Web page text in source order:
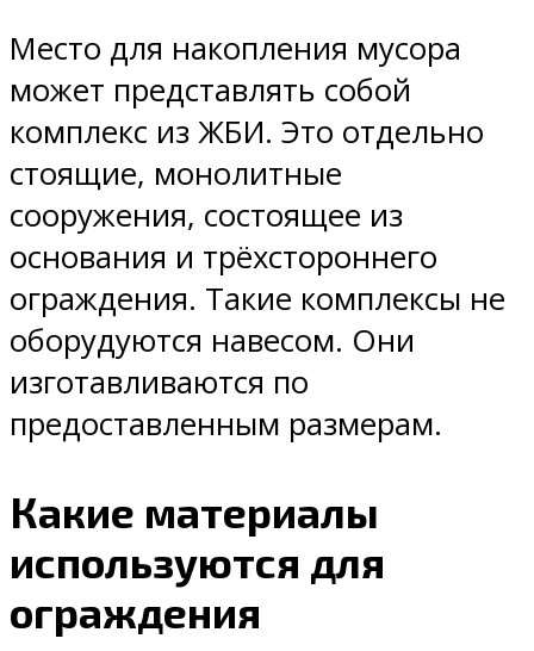
Место для накопления мусора
может представлять собой
комплекс из ЖБИ. Это отдельно
стоящие, монолитные
сооружения, состоящее из
основания и трёхстороннего
ограждения. Такие комплексы не
оборудуются навесом. Они
изготавливаются по
предоставленным размерам.
Какие материалы
используются для
ограждения